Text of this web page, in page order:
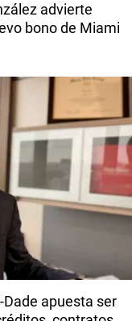
advierte
bono de Miami
apuesta ser